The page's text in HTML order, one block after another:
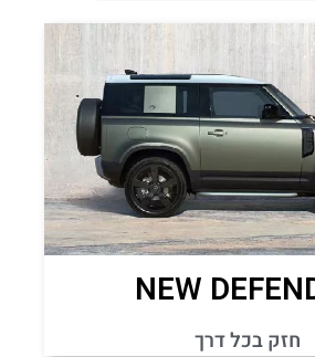
NEW
חזק בכל דרך